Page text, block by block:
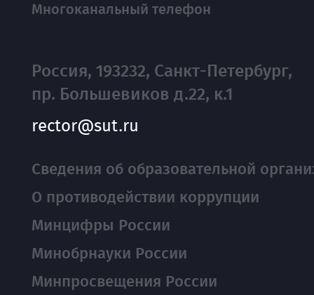
Многоканальный телефон
Россия, 193232, Санкт-Петербург,
пр. Большевиков д.22, к.1
rector@sut.ru
Сведения об образовательной
О противодействии коррупции
Минцифры России
Минобрнауки России
Минпросвещения России